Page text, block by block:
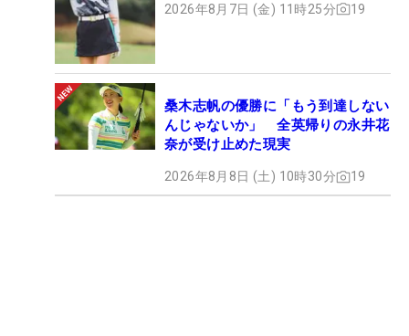
2026年8月7日 (金) 11時25分 19
桑木志帆の優勝に「もう到達しない
んじゃないか」 全英帰りの永井花
奈が受け止めた現実
2026年8月8日 (土) 10時30分 19